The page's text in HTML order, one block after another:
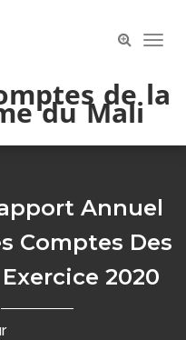
de la
du Mali
Annuel
Comptes Des
2020